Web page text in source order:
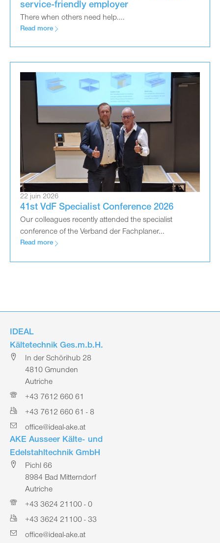
service-friendly employer
There when others need help....
Read more
22 juin 2026
41st VdF Specialist Conference 2026
Our colleagues recently attended the specialist
conference of the Verband der Fachplaner...
Read more
IDEAL
Kältetechnik Ges.m.b.H.
In der Schörihub 28
4810 Gmunden
Autriche
+43 7612 660 61
+43 7612 660 61 - 8
office@ideal-ake.at
AKE Ausseer Kälte- und
Edelstahltechnik GmbH
Pichl 66
8984 Bad Mitterndorf
Autriche
+43 3624 21100 - 0
+43 3624 21100 - 33
office@ideal-ake.at